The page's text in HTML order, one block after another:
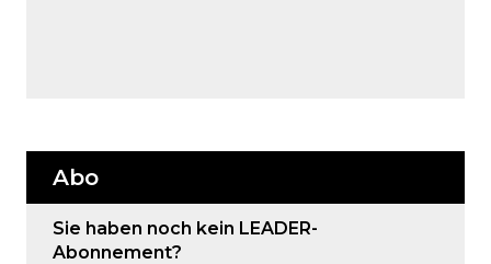
Abo
Sie haben noch kein LEADER-
Abonnement?